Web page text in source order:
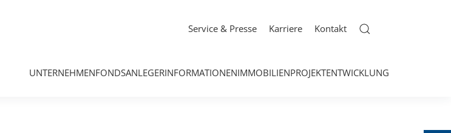
Service & Presse Karriere Kontakt
UNTERNEHMENFONDSANLEGERINFORMATIONENIMMOBILIENPROJEKTENTWICKLUNG